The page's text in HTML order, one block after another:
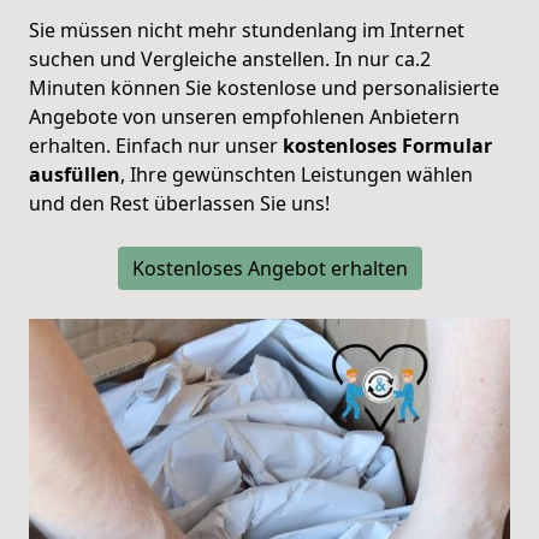
Sie müssen nicht mehr stundenlang im Internet
suchen und Vergleiche anstellen. In nur ca.2
Minuten können Sie kostenlose und personalisierte
Angebote von unseren empfohlenen Anbietern
erhalten. Einfach nur unser kostenloses Formular
ausfüllen, Ihre gewünschten Leistungen wählen
und den Rest überlassen Sie uns!
Kostenloses Angebot erhalten